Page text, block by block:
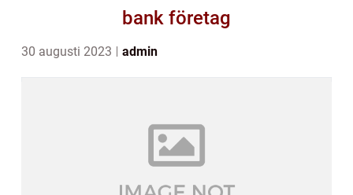
bank företag
30 augusti 2023 admin